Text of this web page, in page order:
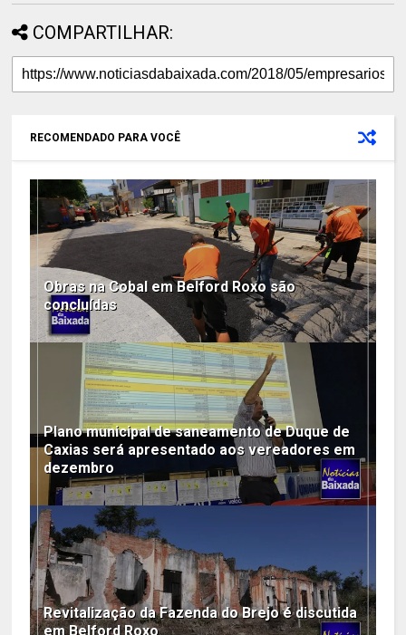
COMPARTILHAR:
RECOMENDADO PARA VOCÊ
Obras na Cobal em Belford Roxo são
concluídas
Plano municipal de saneamento de Duque de
Caxias será apresentado aos vereadores em
dezembro
Revitalização da Fazenda do Brejo é discutida
em Belford Roxo